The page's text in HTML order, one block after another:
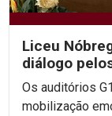
Liceu
diálogo
violência
Os auditórios
mobilização